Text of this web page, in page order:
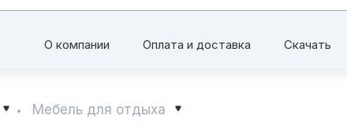
О компании Оплата и доставка Скачать
Мебель для отдыха